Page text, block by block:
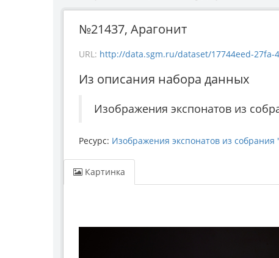
№21437, Арагонит
URL: http://data.sgm.ru/dataset/17744eed-27fa-
Из описания набора данных
Изображения экспонатов из
Ресурс: Изображения экспонатов из
Картинка